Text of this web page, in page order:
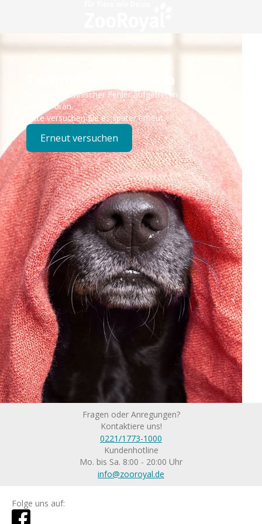
Technisches Problem
Es ist ein technischer Fehler aufgetreten – wir sind
bereits dran.
Bitte versuchen Sie es später erneut.
Erneut versuchen
Fragen oder Anregungen?
Kontaktiere uns!
0221/1773-1000
Kundenhotline
Mo. bis Sa. 8:00 - 20:00 Uhr
info@zooroyal.de
Folge uns auf: